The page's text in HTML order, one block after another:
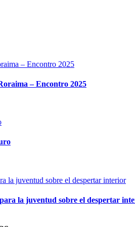
– Encontro 2025
– Encontro 2025
la juventud sobre el despertar interior
la juventud sobre el despertar